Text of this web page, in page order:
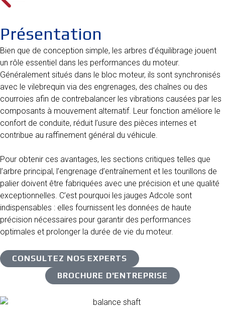
Présentation
Bien que de conception simple, les arbres d’équilibrage jouent
un rôle essentiel dans les performances du moteur.
Généralement situés dans le bloc moteur, ils sont synchronisés
avec le vilebrequin via des engrenages, des chaînes ou des
courroies afin de contrebalancer les vibrations causées par les
composants à mouvement alternatif. Leur fonction améliore le
confort de conduite, réduit l’usure des pièces internes et
contribue au raffinement général du véhicule.
Pour obtenir ces avantages, les sections critiques telles que
l’arbre principal, l’engrenage d’entraînement et les tourillons de
palier doivent être fabriquées avec une précision et une qualité
exceptionnelles. C’est pourquoi les jauges Adcole sont
indispensables : elles fournissent les données de haute
précision nécessaires pour garantir des performances
optimales et prolonger la durée de vie du moteur.
CONSULTEZ NOS EXPERTS
BROCHURE D'ENTREPRISE